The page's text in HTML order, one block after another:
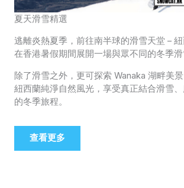
夏天滑雪精選
逃離炎熱夏季，前往南半球的滑雪天堂 – 紐
在香港暑假期間展開一場與眾不同的冬季滑
除了滑雪之外，更可探索 Wanaka 湖畔美
紐西蘭純淨自然風光，享受真正結合滑雪
的冬季旅程。
查看更多